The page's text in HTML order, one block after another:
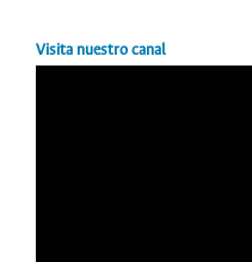
Visita nuestro canal